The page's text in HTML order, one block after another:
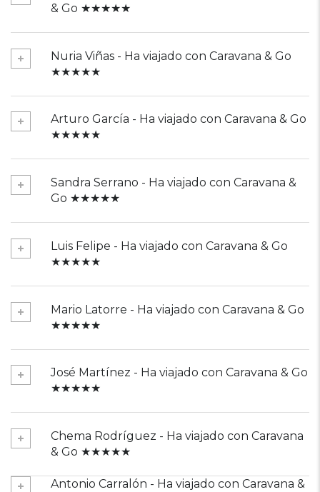
& Go ★★★★★
Nuria Viñas - Ha viajado con Caravana & Go
★★★★★
Arturo García - Ha viajado con Caravana & Go
★★★★★
Sandra Serrano - Ha viajado con Caravana &
Go ★★★★★
Luis Felipe - Ha viajado con Caravana & Go
★★★★★
Mario Latorre - Ha viajado con Caravana & Go
★★★★★
José Martínez - Ha viajado con Caravana & Go
★★★★★
Chema Rodríguez - Ha viajado con Caravana
& Go ★★★★★
Antonio Carralón - Ha viajado con Caravana &